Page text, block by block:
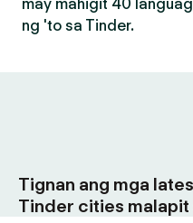
may mahigit 40
ng 'to sa Tinder.
Tignan ang mga
Tinder cities malapit